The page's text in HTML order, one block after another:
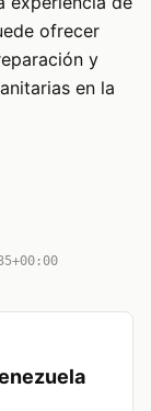
ofrecer
y
en la